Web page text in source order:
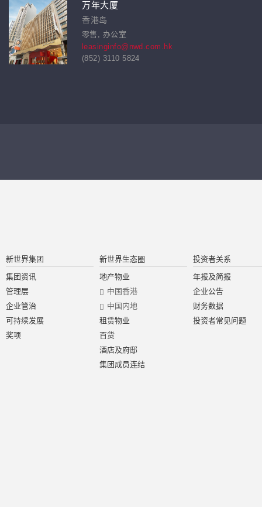
万年大厦
香港岛
零售, 办公室
leasinginfo@nwd.com.hk
(852) 3110 5824
新世界集团
集团资讯
管理层
企业管治
可持续发展
奖项
新世界生态圈
地产物业
中国香港
中国内地
租赁物业
百货
酒店及府邸
集团成员连结
投资者关系
年报及简报
企业公告
财务数据
投资者常见问题